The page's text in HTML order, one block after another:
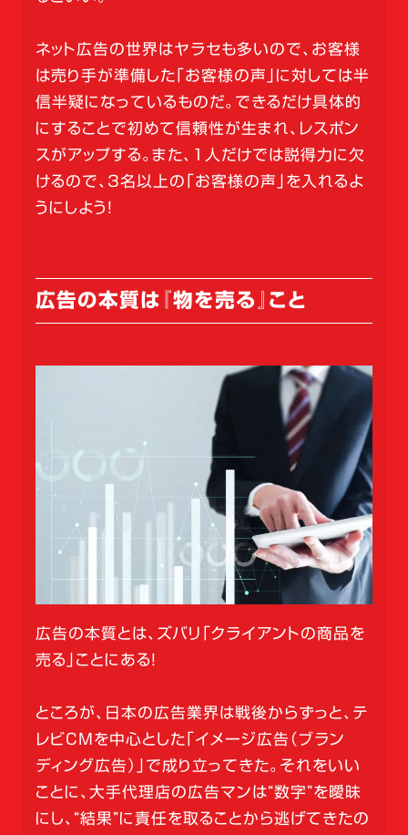
ネット広告の世界はヤラセも多いので、お客様
は売り手が準備した「お客様の声」に対しては半
信半疑になっているものだ。できるだけ具体的
にすることで初めて信頼性が生まれ、レスポン
スがアップする。また、1人だけでは説得力に欠
けるので、3名以上の「お客様の声」を入れるよ
うにしよう！
広告の本質は『物を売る』こと
広告の本質とは、ズバリ「クライアントの商品を
売る」ことにある！
ところが、日本の広告業界は戦後からずっと、テ
レビCMを中心とした「イメージ広告（ブラン
ディング広告）」で成り立ってきた。それをいい
ことに、大手代理店の広告マンは“数字”を曖昧
にし、“結果”に責任を取ることから逃げてきたの